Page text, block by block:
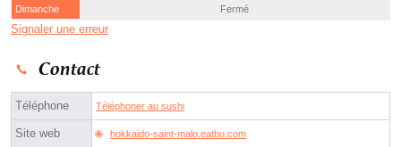
Dimanche
Fermé
Signaler une erreur
Contact
Téléphone Téléphoner au sushi
Site web hokkaido-saint-malo.eatbu.com